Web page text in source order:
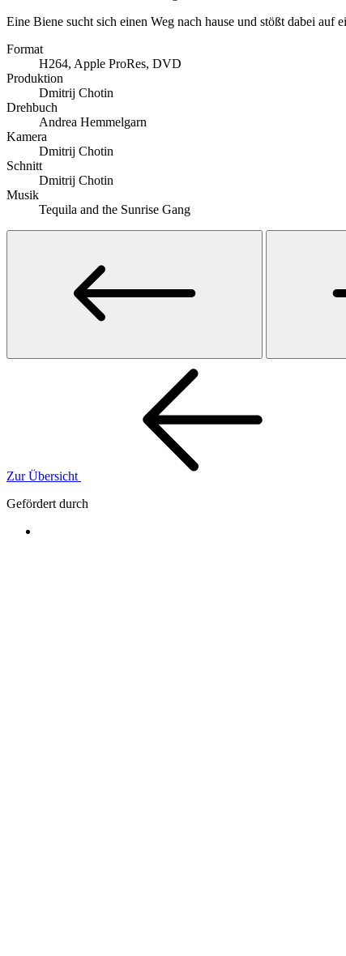
Eine Biene sucht sich einen Weg nach hause und stößt dabei auf
Format
H264, Apple ProRes, DVD
Produktion
Dmitrij Chotin
Drehbuch
Andrea Hemmelgarn
Kamera
Dmitrij Chotin
Schnitt
Dmitrij Chotin
Musik
Tequila and the Sunrise Gang
Zur Übersicht
Gefördert durch